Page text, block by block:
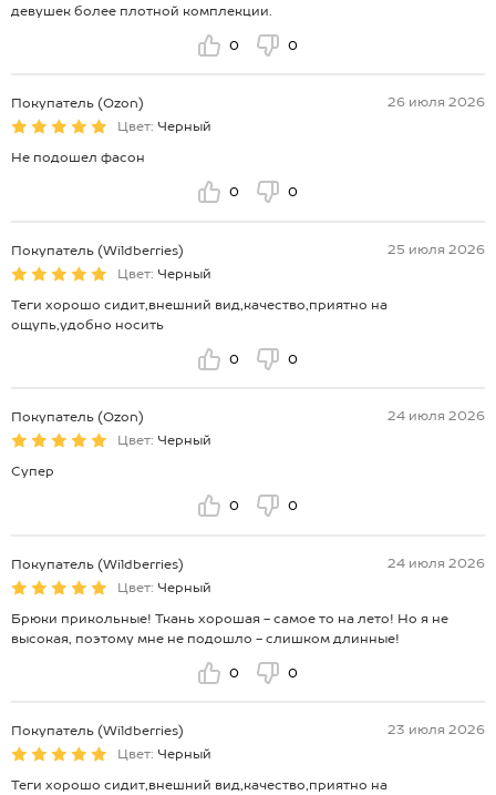
девушек более плотной комплекции.
0 0
Покупатель (Ozon)
26 июля 2026
Цвет: Черный
Не подошел фасон
0 0
Покупатель (Wildberries)
25 июля 2026
Цвет: Черный
Теги хорошо сидит,внешний вид,качество,приятно на
ощупь,удобно носить
0 0
Покупатель (Ozon)
24 июля 2026
Цвет: Черный
Супер
0 0
Покупатель (Wildberries)
24 июля 2026
Цвет: Черный
Брюки прикольные! Ткань хорошая - самое то на лето! Но я не
высокая, поэтому мне не подошло - слишком длинные!
0 0
Покупатель (Wildberries)
23 июля 2026
Цвет: Черный
Теги хорошо сидит,внешний вид,качество,приятно на